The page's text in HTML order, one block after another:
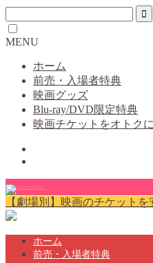
MENU
ホーム
前売・入場者特典
映画グッズ
Blu-ray/DVD限定特典
映画チケットをオトク
【劇場別】映画のチケットを
ホーム
前売・入場者特典